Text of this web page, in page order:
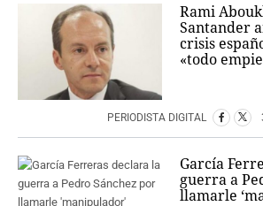
Rami
Santander
crisis
«todo
PERIODISTA DIGITAL
García
guerra a
llamarle